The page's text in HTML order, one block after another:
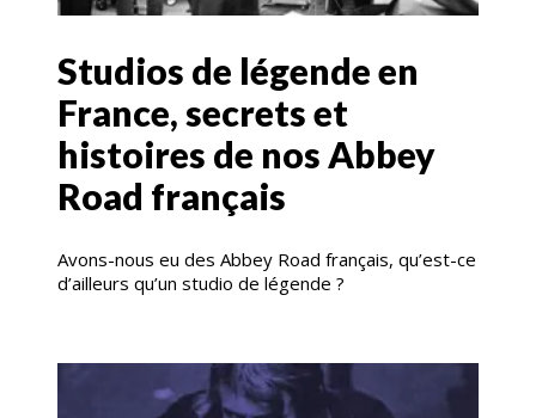
Studios de légende en
France, secrets et
histoires de nos Abbey
Road français
Avons-nous eu des Abbey Road français, qu’est-ce
d’ailleurs qu’un studio de légende ?